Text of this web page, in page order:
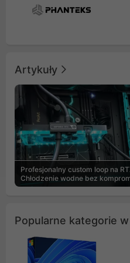
Artykuły
Profesjonalny custom loop na
Chłodzenie wodne bez
Popularne kategorie